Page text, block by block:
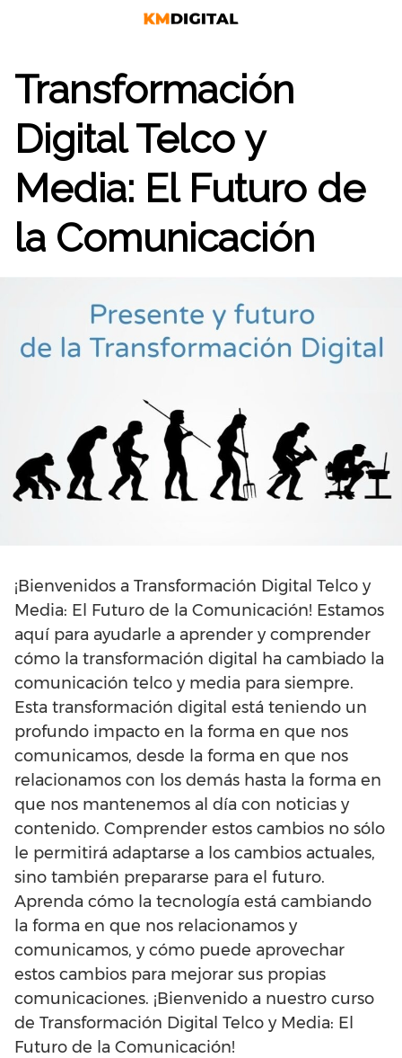
Transformación
Digital Telco y
Media: El Futuro de
la Comunicación
¡Bienvenidos a Transformación Digital Telco y
Media: El Futuro de la Comunicación! Estamos
aquí para ayudarle a aprender y comprender
cómo la transformación digital ha cambiado la
comunicación telco y media para siempre.
Esta transformación digital está teniendo un
profundo impacto en la forma en que nos
comunicamos, desde la forma en que nos
relacionamos con los demás hasta la forma en
que nos mantenemos al día con noticias y
contenido. Comprender estos cambios no sólo
le permitirá adaptarse a los cambios actuales,
sino también prepararse para el futuro.
Aprenda cómo la tecnología está cambiando
la forma en que nos relacionamos y
comunicamos, y cómo puede aprovechar
estos cambios para mejorar sus propias
comunicaciones. ¡Bienvenido a nuestro curso
de Transformación Digital Telco y Media: El
Futuro de la Comunicación!